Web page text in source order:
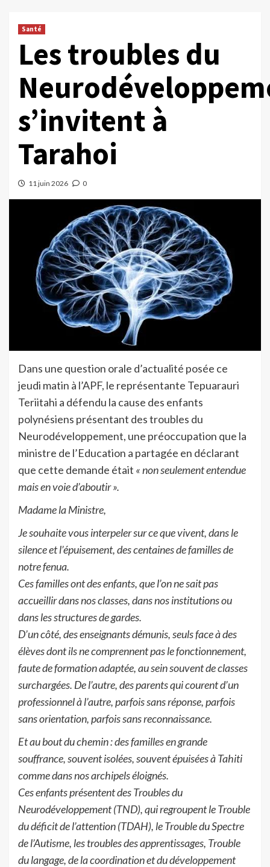
Santé
Les troubles du
s’invitent à
Tarahoi
11 juin 2026 0
Dans une question orale d’actualité posée ce
jeudi matin à l’APF, le représentante Tepuarauri
Teriitahi a défendu la cause des enfants
polynésiens présentant des troubles du
Neurodéveloppement, une préoccupation que la
ministre de l’Education a partagée en déclarant
que cette demande était « non seulement entendue
mais en voie d’aboutir ».
Madame la Ministre,
Je souhaite vous interpeler sur ce que vivent, dans le
silence et l’épuisement, des centaines de familles de
notre fenua.
Ces familles ont des enfants, que l’on ne sait pas
accueillir dans nos classes, dans nos institutions ou
dans les structures de gardes.
D’un côté, des enseignants démunis, seuls face à des
élèves dont ils ne comprennent pas le fonctionnement,
faute de formation adaptée, au sein souvent de classes
surchargées. De l’autre, des parents qui courent d’un
professionnel à l’autre, parfois sans réponse, parfois
sans orientation, parfois sans reconnaissance.
Et au bout du chemin : des familles en grande
souffrance, souvent isolées, souvent épuisées à Tahiti
comme dans nos archipels éloignés.
Ces enfants présentent des Troubles du
Neurodéveloppement (TND), qui regroupent le Trouble
du déficit de l’attention (TDAH), le Trouble du Spectre
de l’Autisme, les troubles des apprentissages, Trouble
du langage, de la coordination et du développement